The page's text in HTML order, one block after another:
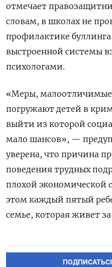
отмечает
словам, в школах не
профилактике
выстроенной системы
психологами.
«Меры,
погружают детей в
выйти из которой
мало шансов», —
уверена, что причина
поведения трудных
плохой экономической
этом каждый пятый
семье, которая живет